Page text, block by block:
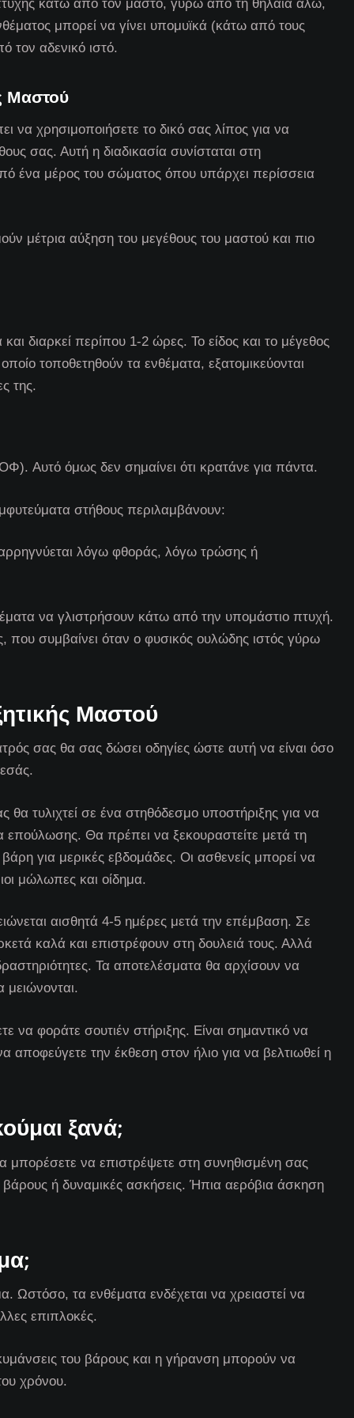
κάτω από τον μαστό, γύρω από τη θηλαία άλω,
μπορεί να γίνει υπομυϊκά (κάτω από τους
τον αδενικό ιστό.
Μαστού
να χρησιμοποιήσετε το δικό σας λίπος για να
σας. Αυτή η διαδικασία συνίσταται στη
ένα μέρος του σώματος όπου υπάρχει περίσσεια
μέτρια αύξηση του μεγέθους του μαστού και πιο
διαρκεί περίπου 1-2 ώρες. Το είδος και το μέγεθος
τοποθετηθούν τα ενθέματα, εξατομικεύονται
της.
Αυτό όμως δεν σημαίνει ότι κρατάνε για πάντα.
στήθους περιλαμβάνουν:
λόγω φθοράς, λόγω τρώσης ή
να γλιστρήσουν κάτω από την υπομάστιο πτυχή.
που συμβαίνει όταν ο φυσικός ουλώδης ιστός γύρω
Μαστού
σας θα σας δώσει οδηγίες ώστε αυτή να είναι όσο
τυλιχτεί σε ένα στηθόδεσμο υποστήριξης για να
επούλωσης. Θα πρέπει να ξεκουραστείτε μετά τη
για μερικές εβδομάδες. Οι ασθενείς μπορεί να
μώλωπες και οίδημα.
αισθητά 4-5 ημέρες μετά την επέμβαση. Σε
καλά και επιστρέφουν στη δουλειά τους. Αλλά
Τα αποτελέσματα θα αρχίσουν να
μειώνονται.
φοράτε σουτιέν στήριξης. Είναι σημαντικό να
αποφεύγετε την έκθεση στον ήλιο για να βελτιωθεί η
ξανά;
μπορέσετε να επιστρέψετε στη συνηθισμένη σας
ή δυναμικές ασκήσεις. Ήπια αερόβια άσκηση
Ωστόσο, τα ενθέματα ενδέχεται να χρειαστεί να
επιπλοκές.
του βάρους και η γήρανση μπορούν να
χρόνου.